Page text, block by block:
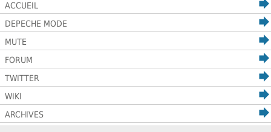
ACCUEIL
DEPECHE MODE
MUTE
FORUM
TWITTER
WIKI
ARCHIVES